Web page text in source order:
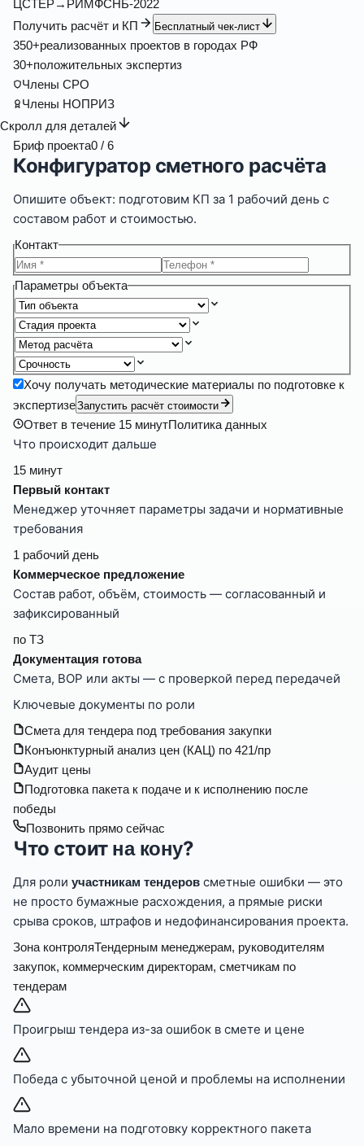
ЦСТЕР→РИМФСНБ-2022
Получить расчёт и КП
Бесплатный чек-лист
350+реализованных проектов в городах РФ
30+положительных экспертиз
Члены СРО
Члены НОПРИЗ
Скролл для деталей
Бриф проекта0 / 6
Конфигуратор сметного расчёта
Опишите объект: подготовим КП за 1 рабочий день с
составом работ и стоимостью.
Контакт
Параметры объекта
Хочу получать методические материалы по подготовке к
экспертизеЗапустить расчёт стоимости
Ответ в течение 15 минутПолитика данных
Что происходит дальше
15 минут
Первый контакт
Менеджер уточняет параметры задачи и нормативные
требования
1 рабочий день
Коммерческое предложение
Состав работ, объём, стоимость — согласованный и
зафиксированный
по ТЗ
Документация готова
Смета, ВОР или акты — с проверкой перед передачей
Ключевые документы по роли
Смета для тендера под требования закупки
Конъюнктурный анализ цен (КАЦ) по 421/пр
Аудит цены
Подготовка пакета к подаче и к исполнению после
победы
Позвонить прямо сейчас
Что стоит на кону?
Для роли участникам тендеров сметные ошибки — это
не просто бумажные расхождения, а прямые риски
срыва сроков, штрафов и недофинансирования проекта.
Зона контроляТендерным менеджерам, руководителям
закупок, коммерческим директорам, сметчикам по
тендерам
Проигрыш тендера из-за ошибок в смете и цене
Победа с убыточной ценой и проблемы на исполнении
Мало времени на подготовку корректного пакета